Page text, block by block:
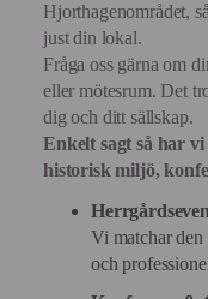
Hjorthagenområdet,
just din lokal.
Fråga oss gärna om
eller mötesrum. Det
dig och ditt sällskap.
Enkelt sagt så har
historisk miljö,
Vi matchar den
och